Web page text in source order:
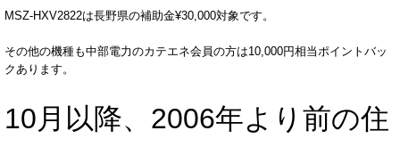
MSZ-HXV2822は長野県の補助金¥30,000対象です。
その他の機種も中部電力のカテエネ会員の方は10,000円相当ポイントバッ
クあります。
10月以降、2006年より前の住